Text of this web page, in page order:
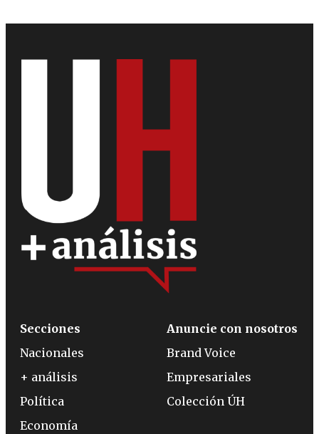
Secciones
Nacionales
+ análisis
Política
Economía
Anuncie con nosotros
Brand Voice
Empresariales
Colección ÚH